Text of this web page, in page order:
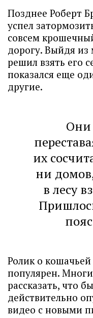
Позднее Роберт
успел
совсем
дорогу. Выйдя
решил взять его
показался еще
другие.
Они
их
ни
в лесу
Ролик о
популярен.
рассказать, что
действительно
видео с новыми